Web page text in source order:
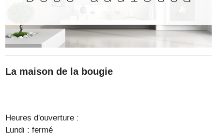
La maison de la bougie
Heures d'ouverture :
Lundi : fermé